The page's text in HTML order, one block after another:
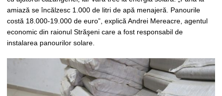
amiază se încălzesc 1.000 de litri de apă menajeră. Panourile
costă 18.000-19.000 de euro”, explică Andrei Mereacre, agentul
economic din raionul Străşeni care a fost responsabil de
instalarea panourilor solare.